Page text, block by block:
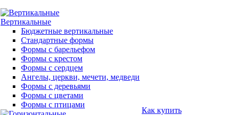
Вертикальные
Бюджетные вертикальные
Стандартные формы
Формы с барельефом
Формы с крестом
Формы с сердцем
Ангелы, церкви, мечети, медведи
Формы с деревьями
Формы с цветами
Формы с птицами
Как купить